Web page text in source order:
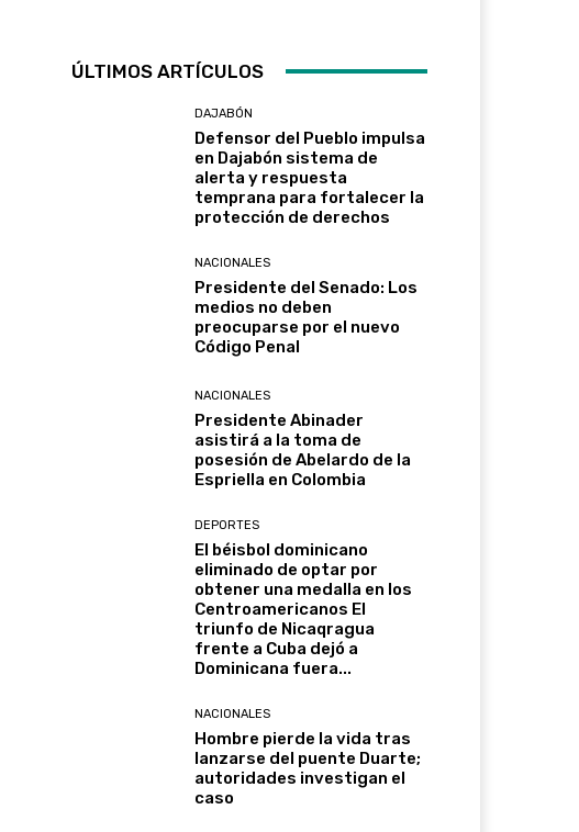
ÚLTIMOS ARTÍCULOS
DAJABÓN
Defensor del Pueblo impulsa
en Dajabón sistema de
alerta y respuesta
temprana para fortalecer la
protección de derechos
NACIONALES
Presidente del Senado: Los
medios no deben
preocuparse por el nuevo
Código Penal
NACIONALES
Presidente Abinader
asistirá a la toma de
posesión de Abelardo de la
Espriella en Colombia
DEPORTES
El béisbol dominicano
eliminado de optar por
obtener una medalla en los
Centroamericanos El
triunfo de Nicaqragua
frente a Cuba dejó a
Dominicana fuera...
NACIONALES
Hombre pierde la vida tras
lanzarse del puente Duarte;
autoridades investigan el
caso